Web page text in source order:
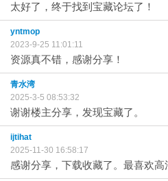
太好了，终于找到宝藏论坛了！
yntmop
2023-9-25 11:01:11
资源真不错，感谢分享！
青水湾
2025-3-5 08:53:32
谢谢楼主分享，发现宝藏了。
ijtihat
2025-11-30 16:58:17
感谢分享，下载收藏了。最喜欢高